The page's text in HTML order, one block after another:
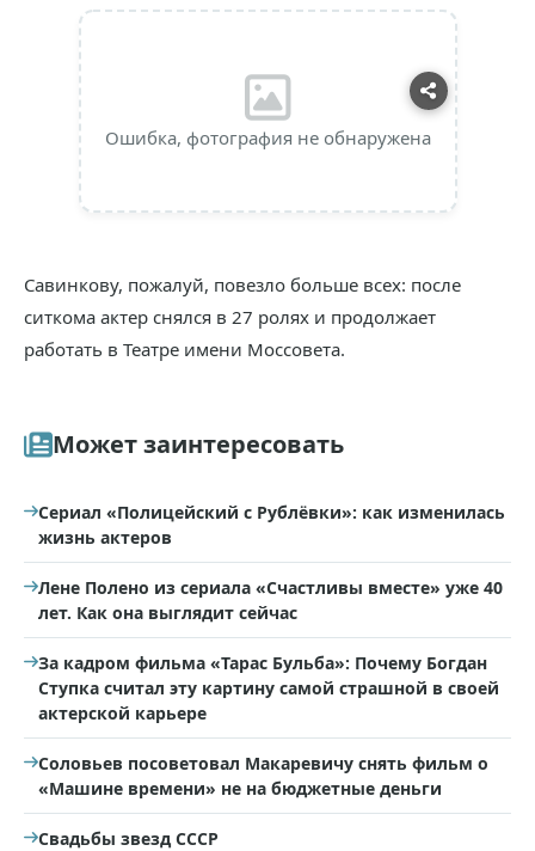
Ошибка, фотография не обнаружена
Савинкову, пожалуй, повезло больше всех: после
ситкома актер снялся в 27 ролях и продолжает
работать в Театре имени Моссовета.
Может заинтересовать
Сериал «Полицейский с Рублёвки»: как изменилась
жизнь актеров
Лене Полено из сериала «Счастливы вместе» уже 40
лет. Как она выглядит сейчас
За кадром фильма «Тарас Бульба»: Почему Богдан
Ступка считал эту картину самой страшной в своей
актерской карьере
Соловьев посоветовал Макаревичу снять фильм о
«Машине времени» не на бюджетные деньги
Свадьбы звезд СССР